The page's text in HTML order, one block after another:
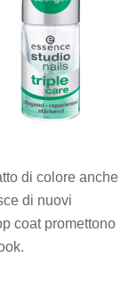
di colore anche
di nuovi
coat promettono